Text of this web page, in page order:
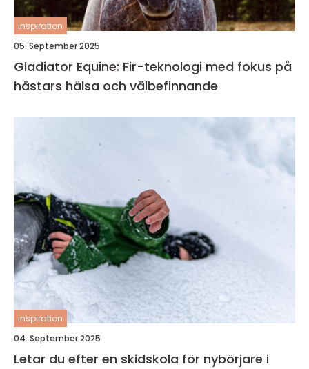
inspiration
05. September 2025
Gladiator Equine: Fir-teknologi med fokus på
hästars hälsa och välbefinnande
inspiration
04. September 2025
Letar du efter en skidskola för nybörjare i